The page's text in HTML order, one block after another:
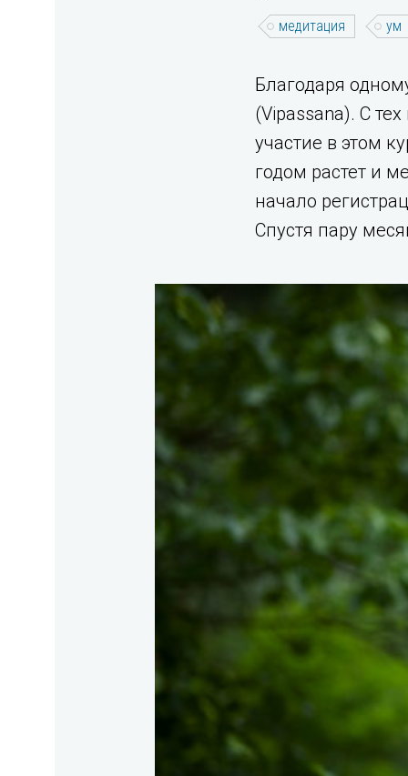
медитация ум
Благодаря
(Vipassana). С
участие в этом
годом растет и
начало
Спустя пару